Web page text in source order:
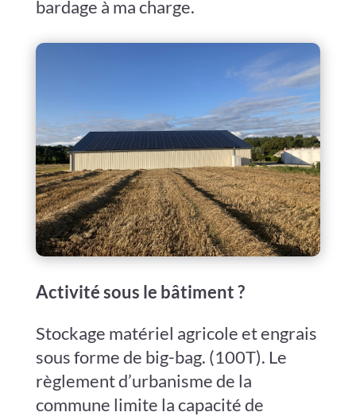
bardage à ma charge.
Activité sous le bâtiment ?
Stockage matériel agricole et engrais
sous forme de big-bag. (100T). Le
règlement d’urbanisme de la
commune limite la capacité de